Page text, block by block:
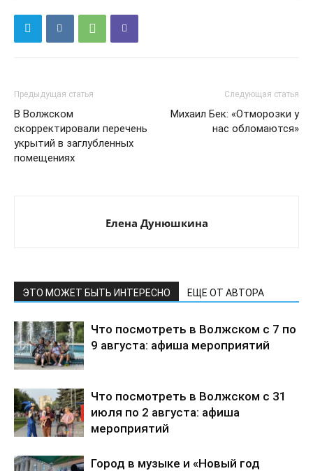
Предыдущая статья
В Волжском
скорректировали перечень
укрытий в заглубленных
помещениях
Следующая статья
Михаил Бек: «Отморозки у
нас обломаются»
Елена Дунюшкина
ЭТО МОЖЕТ БЫТЬ ИНТЕРЕСНО ЕЩЕ ОТ АВТОРА
Что посмотреть в Волжском с 7 по
9 августа: афиша мероприятий
Что посмотреть в Волжском с 31
июля по 2 августа: афиша
мероприятий
Город в музыке и «Новый год